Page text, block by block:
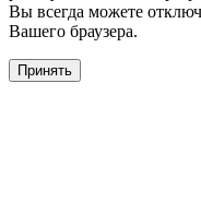
Вы всегда можете
Вашего браузера.
Принять